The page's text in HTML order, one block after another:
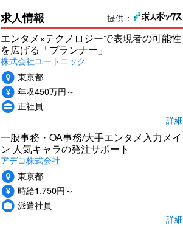
提供：
求人情報
エンタメ×テクノロジーで表現者の可能性
を広げる「プランナー」
株式会社ユートニック
東京都
年収450万円～
正社員
詳細
一般事務・OA事務/大手エンタメ入力メイ
ン 人気キャラの発注サポート
アデコ株式会社
東京都
時給1,750円～
派遣社員
詳細